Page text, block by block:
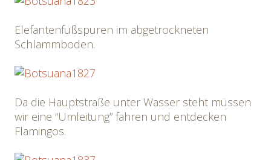
Elefantenfußspuren im abgetrockneten
Schlammboden.
Da die Hauptstraße unter Wasser steht müssen
wir eine “Umleitung” fahren und entdecken
Flamingos.